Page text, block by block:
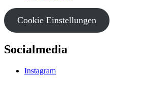
Cookie Einstellungen
Socialmedia
Instagram